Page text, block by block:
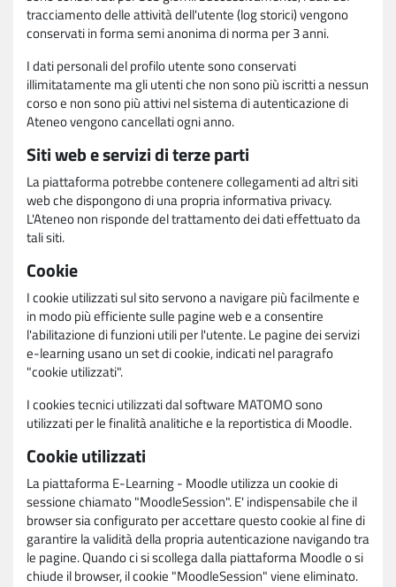
tracciamento delle attività dell'utente (log storici) vengono
conservati in forma semi anonima di norma per 3 anni.
I dati personali del profilo utente sono conservati
illimitatamente ma gli utenti che non sono più iscritti a nessun
corso e non sono più attivi nel sistema di autenticazione di
Ateneo vengono cancellati ogni anno.
Siti web e servizi di terze parti
La piattaforma potrebbe contenere collegamenti ad altri siti
web che dispongono di una propria informativa privacy.
L'Ateneo non risponde del trattamento dei dati effettuato da
tali siti.
Cookie
I cookie utilizzati sul sito servono a navigare più facilmente e
in modo più efficiente sulle pagine web e a consentire
l'abilitazione di funzioni utili per l'utente. Le pagine dei servizi
e-learning usano un set di cookie, indicati nel paragrafo
"cookie utilizzati".
I cookies tecnici utilizzati dal software MATOMO sono
utilizzati per le finalità analitiche e la reportistica di Moodle.
Cookie utilizzati
La piattaforma E-Learning - Moodle utilizza un cookie di
sessione chiamato "MoodleSession". E' indispensabile che il
browser sia configurato per accettare questo cookie al fine di
garantire la validità della propria autenticazione navigando tra
le pagine. Quando ci si scollega dalla piattaforma Moodle o si
chiude il browser, il cookie "MoodleSession" viene eliminato.